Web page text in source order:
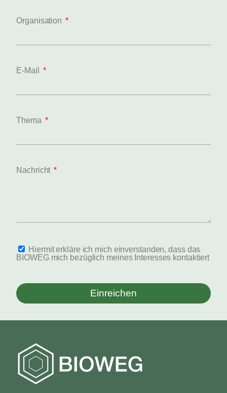
Organisation
E-Mail
Thema
Nachricht
Hiermit erkläre ich mich einverstanden, dass das
BIOWEG mich bezüglich meines Interesses kontaktiert
Einreichen